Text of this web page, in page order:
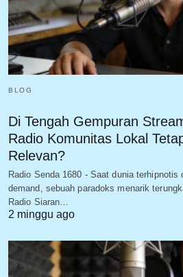
BLOG
Di Tengah Gempuran
Radio Komunitas Lokal
Relevan?
Radio Senda 1680 - Saat dunia
demand, sebuah paradoks menarik
Radio Siaran…
2 minggu ago